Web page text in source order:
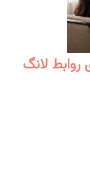
روابط لانگ